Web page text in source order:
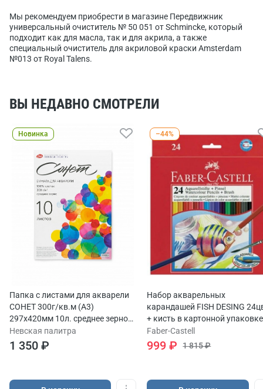
Мы рекомендуем приобрести в магазине Передвижник
универсальный очиститель № 50 051 от Schmincke, который
подходит как для масла, так и для акрила, а также
специальный очиститель для акриловой краски Amsterdam
№013 от Royal Talens.
ВЫ НЕДАВНО СМОТРЕЛИ
Новинка
Папка с листами для акварели
СОНЕТ 300г/кв.м (А3)
297х420мм 10л. среднее зерно
хлопок 100%
Невская палитра
1 350 ₽
–44%
Набор акварельных
карандашей FISH DESING
+ кисть в картонной упаковке
Faber-Castell
999 ₽ 1 815 ₽